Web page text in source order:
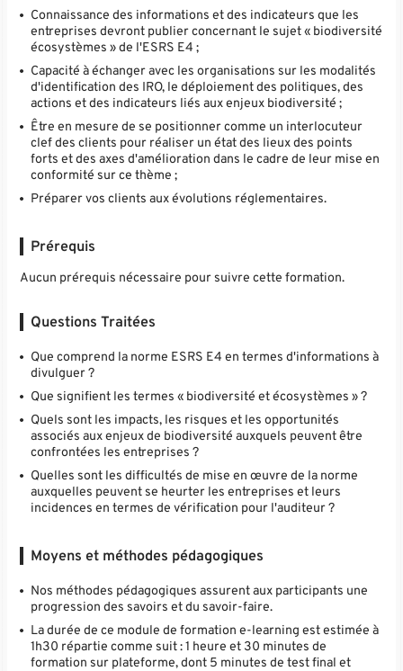
Connaissance des informations et des indicateurs que les
entreprises devront publier concernant le sujet « biodiversité
écosystèmes » de l'ESRS E4 ;
Capacité à échanger avec les organisations sur les modalités
d'identification des IRO, le déploiement des politiques, des
actions et des indicateurs liés aux enjeux biodiversité ;
Être en mesure de se positionner comme un interlocuteur
clef des clients pour réaliser un état des lieux des points
forts et des axes d'amélioration dans le cadre de leur mise en
conformité sur ce thème ;
Préparer vos clients aux évolutions réglementaires.
Prérequis
Aucun prérequis nécessaire pour suivre cette formation.
Questions Traitées
Que comprend la norme ESRS E4 en termes d'informations à
divulguer ?
Que signifient les termes « biodiversité et écosystèmes » ?
Quels sont les impacts, les risques et les opportunités
associés aux enjeux de biodiversité auxquels peuvent être
confrontées les entreprises ?
Quelles sont les difficultés de mise en œuvre de la norme
auxquelles peuvent se heurter les entreprises et leurs
incidences en termes de vérification pour l'auditeur ?
Moyens et méthodes pédagogiques
Nos méthodes pédagogiques assurent aux participants une
progression des savoirs et du savoir-faire.
La durée de ce module de formation e-learning est estimée à
1h30 répartie comme suit : 1 heure et 30 minutes de
formation sur plateforme, dont 5 minutes de test final et